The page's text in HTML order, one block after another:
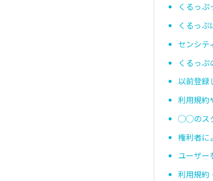
くるっぷ
くるっ
センシテ
くるっ
以前登録
利用規約
◯◯のス
権利者に
ユーザー
利用規約